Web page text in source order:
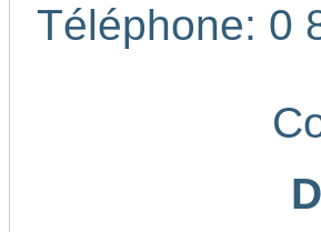
Téléphone: 0